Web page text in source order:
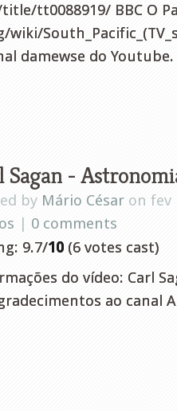
tt0088919/ BBC O
damewse do Youtube.
Sagan -
by Mário César on fev
| 0 comments
9.7/10 (6 votes cast)
do vídeo: Carl
ao canal